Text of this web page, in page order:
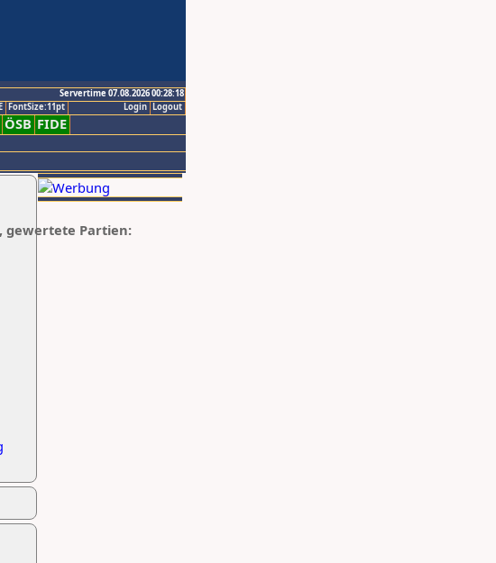
Servertime 07.08.2026 00:28:18
Logout
Login
FontSize:11pt
ÖSB FIDE
gewertete Partien: